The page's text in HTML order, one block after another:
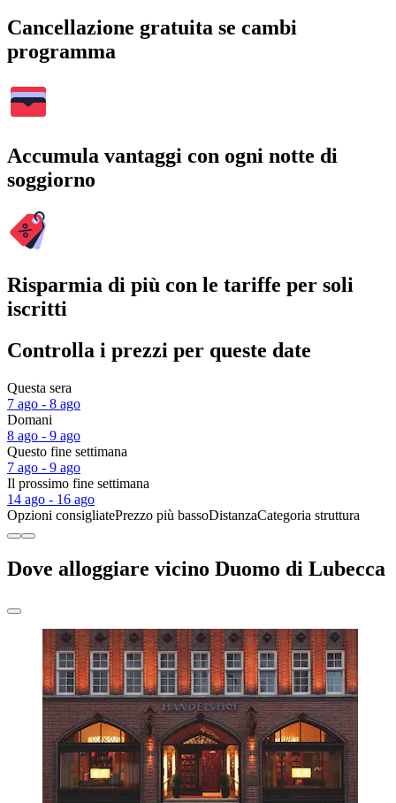
Cancellazione gratuita se cambi
programma
Accumula vantaggi con ogni notte di
soggiorno
Risparmia di più con le tariffe per soli
iscritti
Controlla i prezzi per queste date
Questa sera
7 ago - 8 ago
Domani
8 ago - 9 ago
Questo fine settimana
7 ago - 9 ago
Il prossimo fine settimana
14 ago - 16 ago
Opzioni consigliatePrezzo più bassoDistanzaCategoria struttura
Dove alloggiare vicino Duomo di Lubecca